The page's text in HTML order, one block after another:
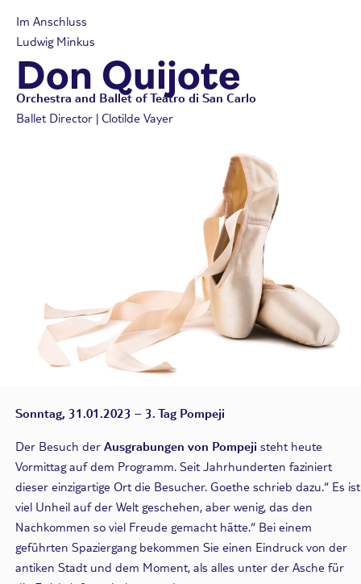
Im Anschluss
Ludwig Minkus
Don Quijote
Orchestra and Ballet of Teatro di San Carlo
Ballet Director | Clotilde Vayer
Sonntag, 31.01.2023 – 3. Tag Pompeji
Der Besuch der Ausgrabungen von Pompeji steht heute
Vormittag auf dem Programm. Seit Jahrhunderten faziniert
dieser einzigartige Ort die Besucher. Goethe schrieb dazu.“ Es ist
viel Unheil auf der Welt geschehen, aber wenig, das den
Nachkommen so viel Freude gemacht hätte.“ Bei einem
geführten Spaziergang bekommen Sie einen Eindruck von der
antiken Stadt und dem Moment, als alles unter der Asche für